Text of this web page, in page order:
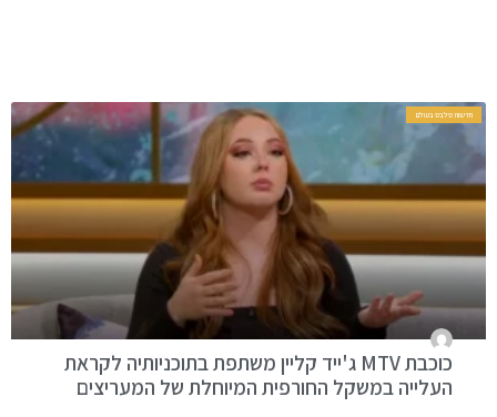
חדשות סלבס בעולם
כוכבת MTV ג'ייד קליין משתפת בתוכניותיה לקראת
העלייה במשקל החורפית המיוחלת של המעריצים